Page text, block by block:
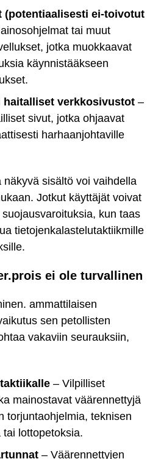
(potentiaalisesti ei-toivotut
tai muut
jotka muokkaavat
käynnistääkseen
haitalliset verkkosivustot –
sivut, jotka ohjaavat
harhaanjohtaville
näkyvä sisältö voi vaihdella
Jotkut käyttäjät voivat
kun taas
tietojenkalastelutaktiikmille
ei ole turvallinen
ammattilaisen
sen petollisten
vakaviin seurauksiin,
– Vilpilliset
mainostavat väärennettyjä
torjuntaohjelmia, teknisen
lottopetoksia.
– Väärennettyjen